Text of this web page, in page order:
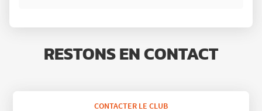
RESTONS EN CONTACT
CONTACTER LE CLUB